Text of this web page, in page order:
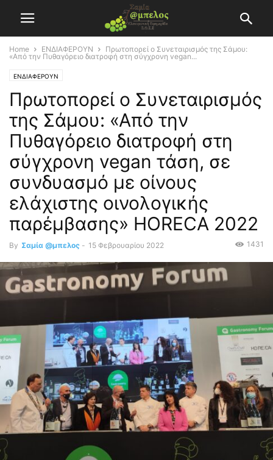
Home ΕΝΔΙΑΦΕΡΟΥΝ
Πρωτοπορεί ο Συνεταιρισμός της Σάμου:
«Από την Πυθαγόρειο διατροφή στη σύγχρονη vegan...
ΕΝΔΙΑΦΕΡΟΥΝ
Πρωτοπορεί ο Συνεταιρισμός
της Σάμου: «Από την
Πυθαγόρειο διατροφή στη
σύγχρονη vegan τάση, σε
συνδυασμό με οίνους
ελάχιστης οινολογικής
παρέμβασης» HORECA 2022
By Σαμία @μπελος - 15 Φεβρουαρίου 2022 1431